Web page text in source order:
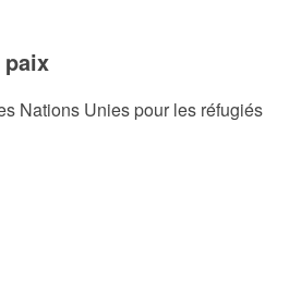
paix
Nations Unies pour les réfugiés